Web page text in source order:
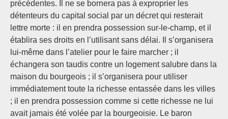
précédentes. Il ne se bornera pas à exproprier les
détenteurs du capital social par un décret qui resterait
lettre morte : il en prendra possession sur-le-champ, et il
établira ses droits en l’utilisant sans délai. Il s’organisera
lui-même dans l’atelier pour le faire marcher ; il
échangera son taudis contre un logement salubre dans la
maison du bourgeois ; il s’organisera pour utiliser
immédiatement toute la richesse entassée dans les villes
; il en prendra possession comme si cette richesse ne lui
avait jamais été volée par la bourgeoisie. Le baron